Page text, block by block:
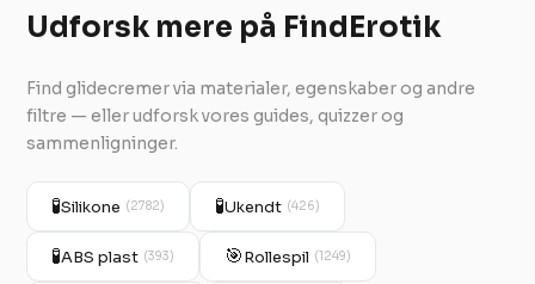
Udforsk mere på FindErotik
Find glidecremer via materialer, egenskaber og andre
filtre — eller udforsk vores guides, quizzer og
sammenligninger.
🧪Silikone (2782) 🧪Ukendt (426)
🧪ABS plast (393) 🎯Rollespil (1249)